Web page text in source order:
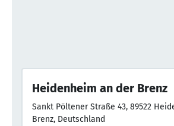
Heidenheim an der Brenz
Sankt Pöltener Straße 43, 89522
Brenz, Deutschland